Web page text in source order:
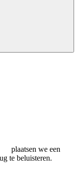
plaatsen we een
te beluisteren.